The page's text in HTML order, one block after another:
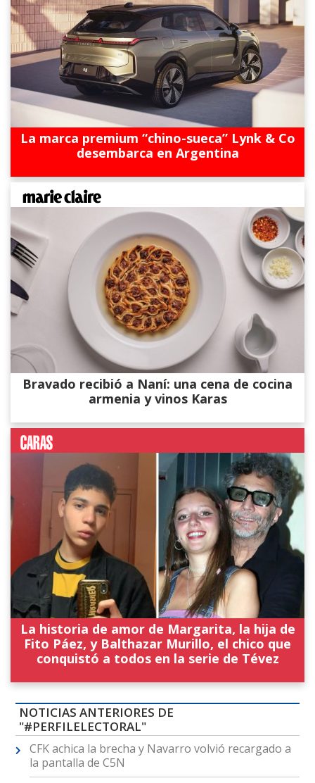
La marca premium “chino-sueca” Lynk & Co
desembarca en Argentina
Bravado recibió a Naní: una cena de cocina
armenia y vinos Karas
La historia de amor de Margarita, la hija de
Fito Páez, y Balthazar Murillo, el chico que
conquistó a todos en la serie de Tévez
NOTICIAS ANTERIORES DE
"#PERFILELECTORAL"
CFK achica la brecha y Navarro volvió recargado a
la pantalla de C5N